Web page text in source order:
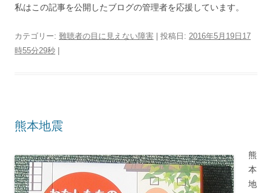
私はこの記事を公開したブログの管理者を応援しています。
カテゴリー: 難聴者の目に見えない障害 | 投稿日: 2016年5月19日17
時55分29秒
熊本地震
熊
本
地